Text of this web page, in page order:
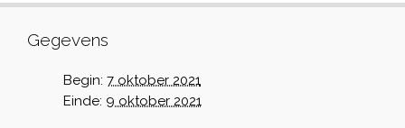
Gegevens
Begin: 7 oktober 2021
Einde: 9 oktober 2021